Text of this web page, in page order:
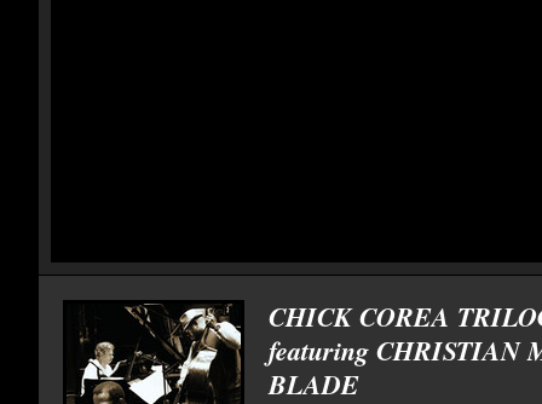
CHICK COREA
featuring CHRISTIAN
BLADE